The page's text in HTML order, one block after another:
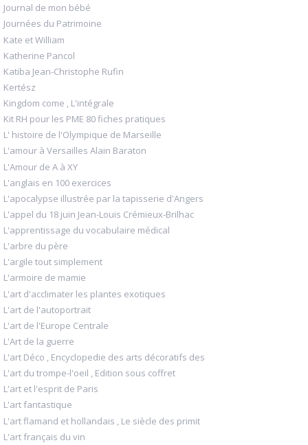
Journal de mon bébé
Journées du Patrimoine
Kate et William
Katherine Pancol
Katiba Jean-Christophe Rufin
Kertész
Kingdom come , L'intégrale
Kit RH pour les PME 80 fiches pratiques
L' histoire de l'Olympique de Marseille
L'amour à Versailles Alain Baraton
L'Amour de A à XY
L'anglais en 100 exercices
L'apocalypse illustrée par la tapisserie d'Angers
L'appel du 18 juin Jean-Louis Crémieux-Brilhac
L'apprentissage du vocabulaire médical
L'arbre du père
L'argile tout simplement
L'armoire de mamie
L'art d'acclimater les plantes exotiques
L'art de l'autoportrait
L'art de l'Europe Centrale
L'Art de la guerre
L'art Déco , Encyclopedie des arts décoratifs des
L'art du trompe-l'oeil , Edition sous coffret
L'art et l'esprit de Paris
L'art fantastique
L'art flamand et hollandais , Le siècle des primit
L'art français du vin